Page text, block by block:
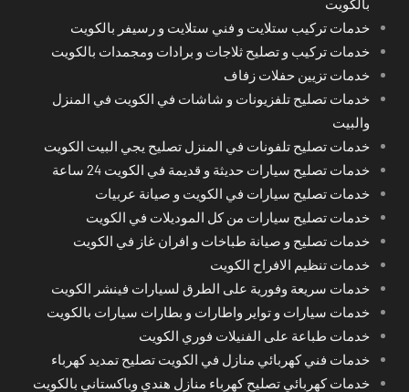
بالكويت
خدمات تركيب ستلايت و فني ستلايت و رسيفر بالكويت
خدمات تركيب و تصليح ثلاجات و برادات ومجمدات بالكويت
خدمات تزيين حفلات زفاف
خدمات تصليح تلفزيونات و شاشات في الكويت في المنزل
والبيت
خدمات تصليح تلفونات في المنزل تصليح يجي البيت الكويت
خدمات تصليح سيارات حديثة و قديمة في الكويت 24 ساعة
خدمات تصليح سيارات في الكويت و صيانة عربيات
خدمات تصليح سيارات من كل الموديلات في الكويت
خدمات تصليح و صيانة طباخات و افران غاز في الكويت
خدمات تنظيم الافراح الكويت
خدمات سريعة وفورية على الطرق لسيارات فينشر الكويت
خدمات سيارات و تواير واطارات و بطارات سيارات بالكويت
خدمات طباعة على الفنيلات فوري الكويت
خدمات فني كهربائي منازل في الكويت تصليح تمديد كهرباء
خدمات كهربائي تصليح كهرباء منازل هندي وباكستاني بالكويت